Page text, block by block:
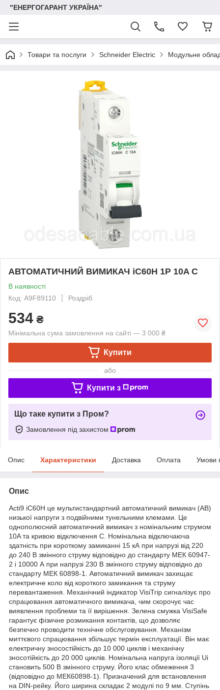
"ЕНЕРГОГАРАНТ УКРАЇНА"
Товари та послуги Schneider Electric Модульне
АВТОМАТИЧНИЙ ВИМИКАЧ iC60H 1P 10A C
В наявності
Код: A9F89110
Роздріб
534 ₴
Мінімальна сума замовлення на сайті — 3 000 ₴
Купити
або
Купити з
Що таке купити з Пром?
Замовлення під захистом
Опис Характеристики Доставка Оплата Умови
Опис
Acti9 iC60H це мультистандартний автоматичний вимикач (АВ)
низької напруги з подвійними тунельними клемами. Це
однополюсний автоматичний вимикач з номінальним струмом
10A та кривою відключення C. Номінальна відключаюча
здатність при короткому замиканні 15 кА при напрузі від 220
до 240 В змінного струму відповідно до стандарту МЕК 60947-
2 і 10000 А при напрузі 230 В змінного струму відповідно до
стандарту МЕК 60898-1. Автоматичний вимикач захищає
електричне коло від короткого замикання та струму
перевантаження. Механічний індикатор VisiTrip сигналізує про
спрацювання автоматичного вимикача, чим скорочує час
виявлення проблеми та її вирішення. Зелена смужка VisiSafe
гарантує фізичне розмикання контактів, що дозволяє
безпечно проводити технічне обслуговування. Механізм
миттєвого спрацювання збільшує термін експлуатації. Він має
електричну зносостійкість до 10 000 циклів і механічну
зносотійкість до 20 000 циклів. Номінальна напруга ізоляції Ui
становить 500 В змінного струму. Його клас обмеження 3
(відповідно до МЕК60898-1). Призначений для встановлення
на DIN-рейку. Його ширина складає 2 модулі по 9 мм. Ступінь